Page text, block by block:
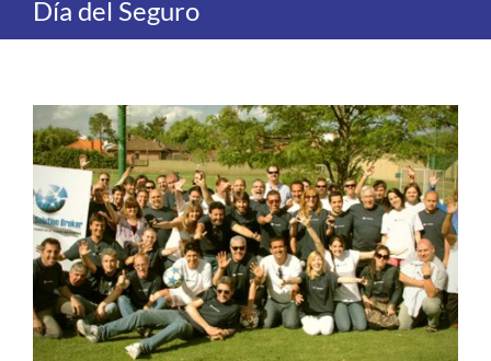
Día del Seguro
View
Larger
Image